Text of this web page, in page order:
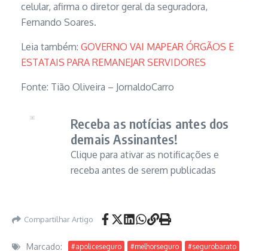
celular, afirma o diretor geral da seguradora,
Fernando Soares.
Leia também: GOVERNO VAI MAPEAR ÓRGÃOS E
ESTATAIS PARA REMANEJAR SERVIDORES
Fonte: Tião Oliveira – JornaldoCarro
Receba as notícias antes dos
demais Assinantes!
Clique para ativar as notificações e
receba antes de serem publicadas
Compartilhar Artigo
Marcado: #apoliceseguro #melhorseguro #segurobarato